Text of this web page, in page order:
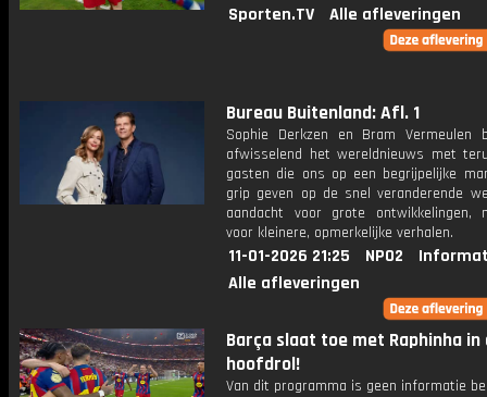
Sporten.TV
Alle afleveringen
Bureau Buitenland: Afl. 1
Sophie Derkzen en Bram Vermeulen
afwisselend het wereldnieuws met
gasten die ons op een begrijpelijke
grip geven op de snel veranderende
aandacht voor grote ontwikkelingen,
voor kleinere, opmerkelijke verhalen.
11-01-2026 21:25 NPO2
Alle afleveringen
Barça slaat toe met Raphinha in
hoofdrol!
Van dit programma is geen informatie